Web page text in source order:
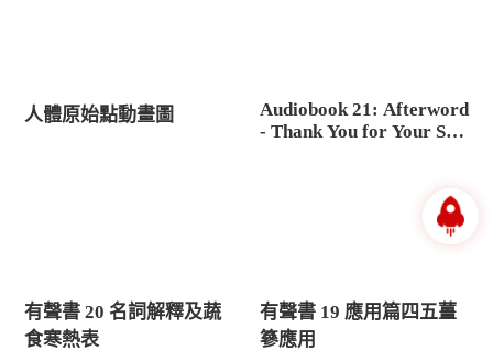
人體原始點動畫圖
Audiobook 21: Afterword
- Thank You for Your Sup
有聲書 20 名詞解釋及蔬
食寒熱表
有聲書 19 應用篇四五薑
篸應用